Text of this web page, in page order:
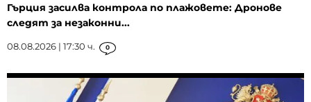
Гърция засилва контрола по плажовете: Дронове
следят за незаконни...
08.08.2026 | 17:30 ч. 0